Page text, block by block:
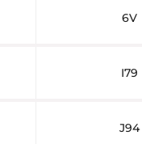
6V
I79
J94